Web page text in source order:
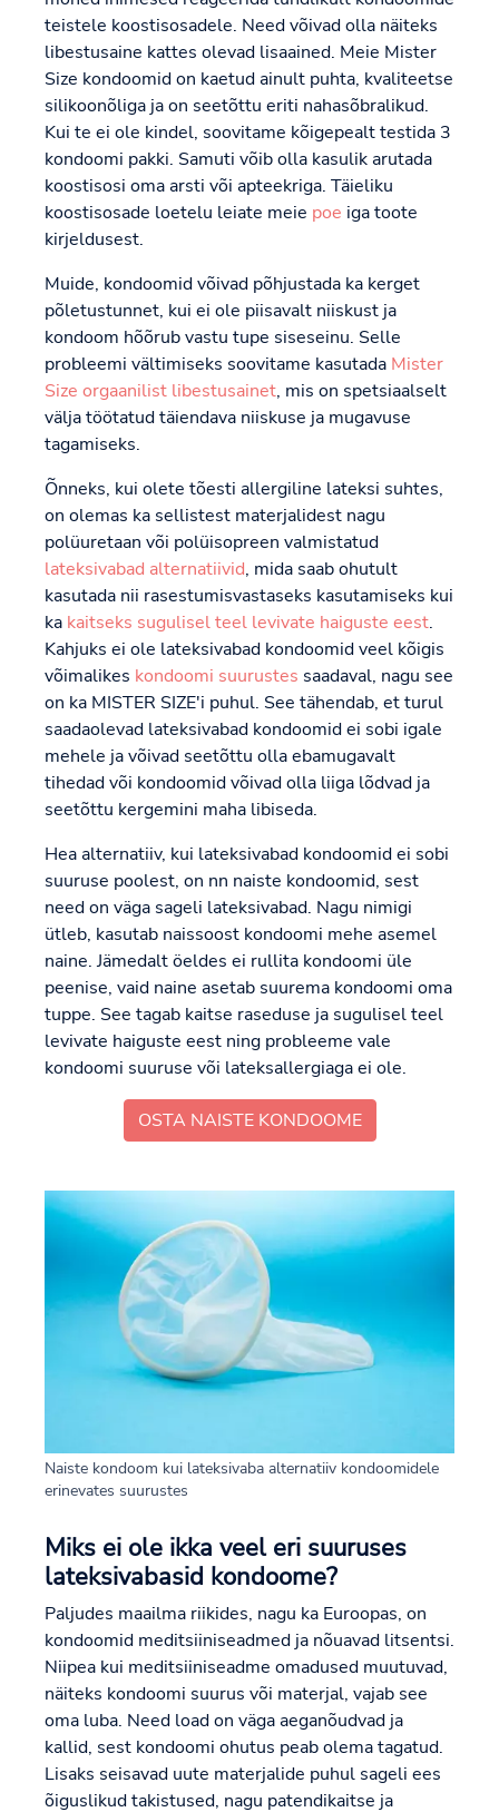
teistele koostisosadele. Need võivad olla näiteks
libestusaine kattes olevad lisaained. Meie Mister
Size kondoomid on kaetud ainult puhta, kvaliteetse
silikoonõliga ja on seetõttu eriti nahasõbralikud.
Kui te ei ole kindel, soovitame kõigepealt testida 3
kondoomi pakki. Samuti võib olla kasulik arutada
koostisosi oma arsti või apteekriga. Täieliku
koostisosade loetelu leiate meie poe iga toote
kirjeldusest.
Muide, kondoomid võivad põhjustada ka kerget
põletustunnet, kui ei ole piisavalt niiskust ja
kondoom hõõrub vastu tupe siseseinu. Selle
probleemi vältimiseks soovitame kasutada Mister
Size orgaanilist libestusainet, mis on spetsiaalselt
välja töötatud täiendava niiskuse ja mugavuse
tagamiseks.
Õnneks, kui olete tõesti allergiline lateksi suhtes,
on olemas ka sellistest materjalidest nagu
polüuretaan või polüisopreen valmistatud
lateksivabad alternatiivid, mida saab ohutult
kasutada nii rasestumisvastaseks kasutamiseks kui
ka kaitseks sugulisel teel levivate haiguste eest.
Kahjuks ei ole lateksivabad kondoomid veel kõigis
võimalikes kondoomi suurustes saadaval, nagu see
on ka MISTER SIZE'i puhul. See tähendab, et turul
saadaolevad lateksivabad kondoomid ei sobi igale
mehele ja võivad seetõttu olla ebamugavalt
tihedad või kondoomid võivad olla liiga lõdvad ja
seetõttu kergemini maha libiseda.
Hea alternatiiv, kui lateksivabad kondoomid ei sobi
suuruse poolest, on nn naiste kondoomid, sest
need on väga sageli lateksivabad. Nagu nimigi
ütleb, kasutab naissoost kondoomi mehe asemel
naine. Jämedalt öeldes ei rullita kondoomi üle
peenise, vaid naine asetab suurema kondoomi oma
tuppe. See tagab kaitse raseduse ja sugulisel teel
levivate haiguste eest ning probleeme vale
kondoomi suuruse või lateksallergiaga ei ole.
OSTA NAISTE KONDOOME
Naiste kondoom kui lateksivaba alternatiiv kondoomidele
erinevates suurustes
Miks ei ole ikka veel eri suuruses
lateksivabasid kondoome?
Paljudes maailma riikides, nagu ka Euroopas, on
kondoomid meditsiiniseadmed ja nõuavad litsentsi.
Niipea kui meditsiiniseadme omadused muutuvad,
näiteks kondoomi suurus või materjal, vajab see
oma luba. Need load on väga aeganõudvad ja
kallid, sest kondoomi ohutus peab olema tagatud.
Lisaks seisavad uute materjalide puhul sageli ees
õiguslikud takistused, nagu patendikaitse ja